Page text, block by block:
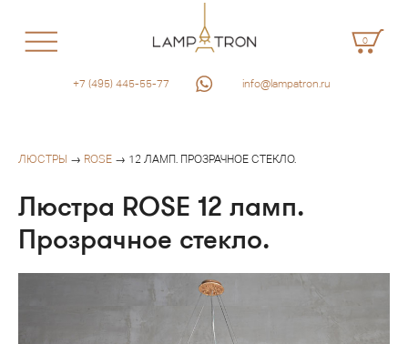
0
+7 (495) 445-55-77 info@lampatron.ru
ЛЮСТРЫ → ROSE → 12 ЛАМП. ПРОЗРАЧНОЕ СТЕКЛО.
Люстра ROSE 12 ламп.
Прозрачное стекло.